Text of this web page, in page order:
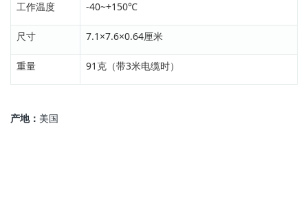
工作温度 -40~+150℃
尺寸 7.1×7.6×0.64厘米
重量 91克（带3米电缆时）
产地： 美国